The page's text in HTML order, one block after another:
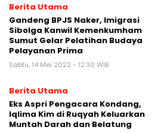
Berita Utama
Gandeng BPJS Naker, Imigrasi
Sibolga Kanwil Kemenkumham
Sumut Gelar Pelatihan Budaya
Pelayanan Prima
Sabtu, 14 Mei 2022 - 12:30 WIB
Berita Utama
Eks Aspri Pengacara Kondang,
Iqlima Kim di Ruqyah Keluarkan
Muntah Darah dan Belatung